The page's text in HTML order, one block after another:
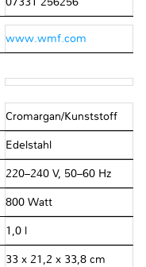
www.wmf.com
Cromargan/Kunststoff
Edelstahl
220–240 V, 50–60 Hz
800 Watt
1,0 l
33 x 21,2 x 33,8 cm